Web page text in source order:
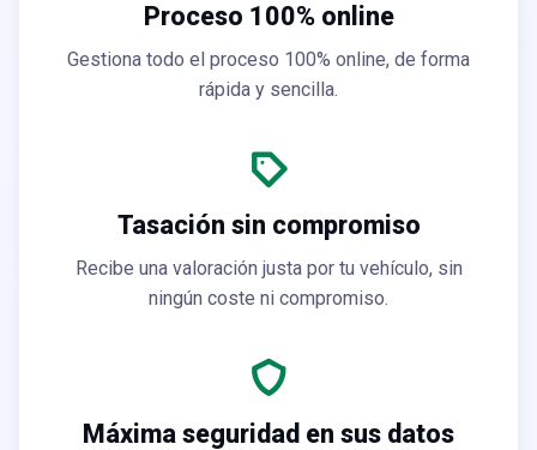
Proceso 100% online
Gestiona todo el proceso 100% online, de forma
rápida y sencilla.
Tasación sin compromiso
Recibe una valoración justa por tu vehículo, sin
ningún coste ni compromiso.
Máxima seguridad en sus datos